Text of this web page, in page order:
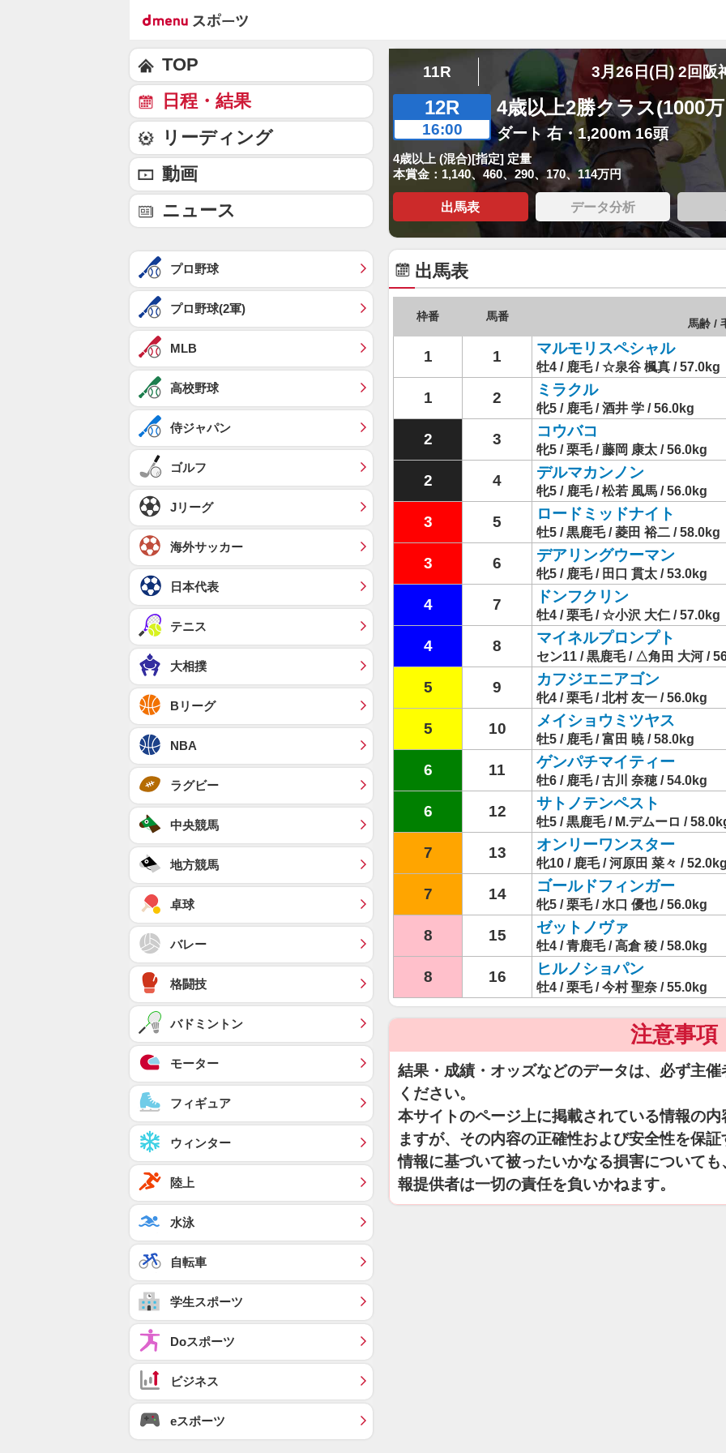
11R 3月26日(日) 2回阪
12R
16:00
4歳以上2勝クラス(1000
ダート 右・1,200m 16頭
4歳以上 (混合)[指定] 定量
本賞金：1,140、460、290、170、114万円
出馬表 データ分析
出馬表
枠番 馬番
馬齢 /
1 1 マルモリスペシャル
牡4 / 鹿毛 / ☆泉谷 楓真 / 57.0kg
1 2 ミラクル
牝5 / 鹿毛 / 酒井 学 / 56.0kg
2 3 コウバコ
牝5 / 栗毛 / 藤岡 康太 / 56.0kg
2 4 デルマカンノン
牝5 / 鹿毛 / 松若 風馬 / 56.0kg
3 5 ロードミッドナイト
牡5 / 黒鹿毛 / 菱田 裕二 / 58.0kg
3 6 デアリングウーマン
牝5 / 鹿毛 / 田口 貫太 / 53.0kg
4 7 ドンフクリン
牡4 / 栗毛 / ☆小沢 大仁 / 57.0kg
4 8 マイネルプロンプト
セン11 / 黒鹿毛 / △角田 大河 /
5 9 カフジエニアゴン
牝4 / 栗毛 / 北村 友一 / 56.0kg
5 10 メイショウミツヤス
牡5 / 鹿毛 / 富田 暁 / 58.0kg
6 11 ゲンパチマイティー
牡6 / 鹿毛 / 古川 奈穂 / 54.0kg
6 12 サトノテンペスト
牡5 / 黒鹿毛 / M.デムーロ /
7 13 オンリーワンスター
牝10 / 鹿毛 / 河原田 菜々 /
7 14 ゴールドフィンガー
牝5 / 栗毛 / 水口 優也 / 56.0kg
8 15 ゼットノヴァ
牡4 / 青鹿毛 / 高倉 稜 / 58.0kg
8 16 ヒルノショパン
牡4 / 栗毛 / 今村 聖奈 / 55.0kg
注意事項
結果・成績・オッズなどのデータは、必ず主
ください。
本サイトのページ上に掲載されている情報の
ますが、その内容の正確性および安全性を保
情報に基づいて被ったいかなる損害について
報提供者は一切の責任を負いかねます。
TOP
日程・結果
リーディング
動画
ニュース
プロ野球
プロ野球(2軍)
MLB
高校野球
侍ジャパン
ゴルフ
Jリーグ
海外サッカー
日本代表
テニス
大相撲
Bリーグ
NBA
ラグビー
中央競馬
地方競馬
卓球
バレー
格闘技
バドミントン
モーター
フィギュア
ウィンター
陸上
水泳
自転車
学生スポーツ
Doスポーツ
ビジネス
eスポーツ